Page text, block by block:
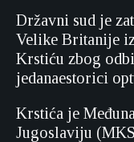
Državni sud je
Velike Britanije
Krstiću zbog
jedanaestorici
Krstića je
Jugoslaviju